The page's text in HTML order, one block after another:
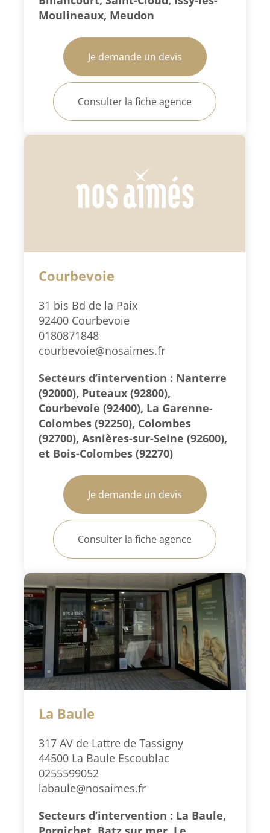
Moulineaux, Meudon
Je demande un devis
Consulter la fiche agence
Courbevoie
31 bis Bd de la Paix
92400 Courbevoie
0180871848
courbevoie@nosaimes.fr
Secteurs d’intervention : Nanterre
(92000), Puteaux (92800),
Courbevoie (92400), La Garenne-
Colombes (92250), Colombes
(92700), Asnières-sur-Seine (92600),
et Bois-Colombes (92270)
Je demande un devis
Consulter la fiche agence
La Baule
317 AV de Lattre de Tassigny
44500 La Baule Escoublac
0255599052
labaule@nosaimes.fr
Secteurs d’intervention : La Baule,